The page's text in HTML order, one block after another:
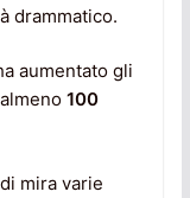
drammatico.
aumentato gli
100
mira varie